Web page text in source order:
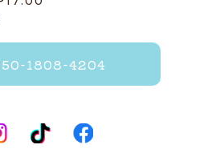
1808-4204